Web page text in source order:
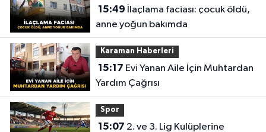
15:49
anne yoğun bakımda
Karaman Haberleri
15:17
Yardım Çağrısı
Spor
15:07